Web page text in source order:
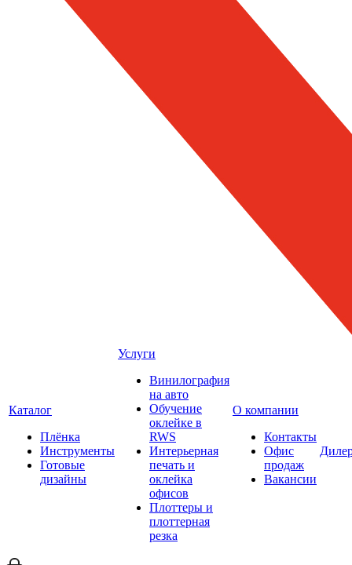
Каталог
Плёнка
Инструменты
Готовые
дизайны
Услуги
Винилография
на авто
Обучение
оклейке в
RWS
Интерьерная
печать и
оклейка
офисов
Плоттеры и
плоттерная
резка
О компании
Контакты
Офис
продаж
Вакансии